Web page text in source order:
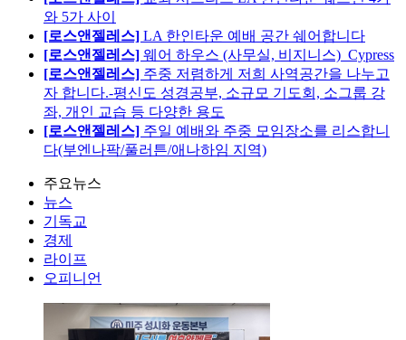
와 5가 사이
[로스앤젤레스] LA 한인타운 예배 공간 쉐어합니다
[로스앤젤레스] 웨어 하우스 (사무실, 비지니스)_Cypress
[로스앤젤레스] 주중 저렴하게 저희 사역공간을 나누고
자 합니다.-평신도 성경공부, 소규모 기도회, 소그룹 강
좌, 개인 교습 등 다양한 용도
[로스앤젤레스] 주일 예배와 주중 모임장소를 리스합니
다(부엔나팍/풀러튼/애나하임 지역)
주요뉴스
뉴스
기독교
경제
라이프
오피니언